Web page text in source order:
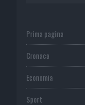
Prima pagina
Cronaca
Economia
Sport